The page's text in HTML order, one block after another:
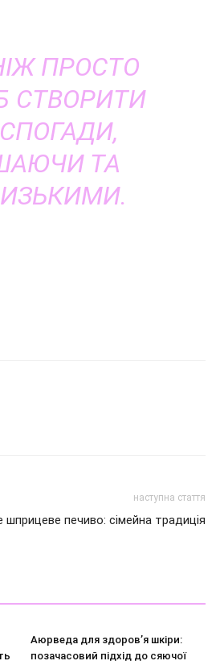
ПРОСТО
СТВОРИТИ
ТА
наступна стаття
шприцеве печиво: сімейна традиція
Аюрведа для здоров’я шкіри:
позачасовий підхід до сяючої